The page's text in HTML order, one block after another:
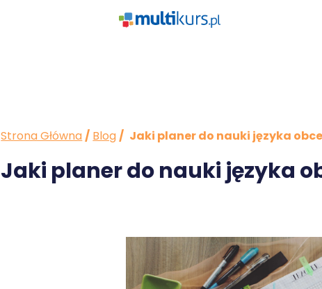
Strona Główna/ Blog/ Jaki planer do nauki języka
Jaki planer do nauki języka